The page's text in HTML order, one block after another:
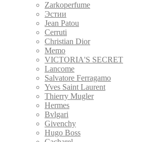
Zarkoperfume
Эстии
Jean Patou
Cerruti
Christian Dior
Memo
VICTORIA'S SECRET
Lancome
Salvatore Ferragamo
Yves Saint Laurent
Thierry Mugler
Hermes
Bvlgari
Givenchy
Hugo Boss